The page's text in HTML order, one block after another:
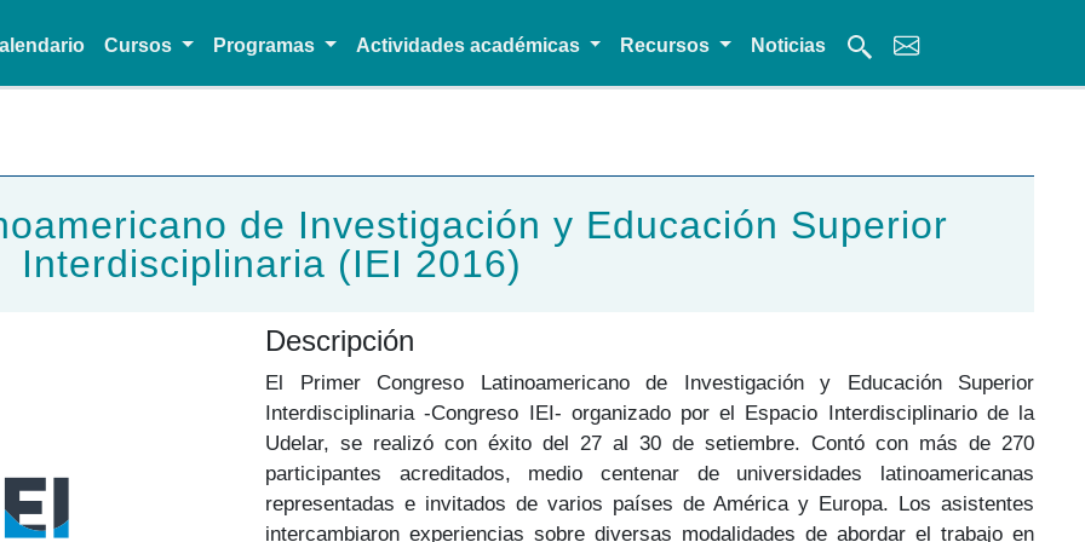
Cursos Programas Actividades académicas Recursos Noticias
de Investigación y Educación Superior
Interdisciplinaria (IEI 2016)
Descripción
El Primer Congreso Latinoamericano de Investigación y Educación Superior
Interdisciplinaria -Congreso IEI- organizado por el Espacio Interdisciplinario de la
Udelar, se realizó con éxito del 27 al 30 de setiembre. Contó con más de 270
participantes acreditados, medio centenar de universidades latinoamericanas
representadas e invitados de varios países de América y Europa. Los asistentes
intercambiaron experiencias sobre diversas modalidades de abordar el trabajo en